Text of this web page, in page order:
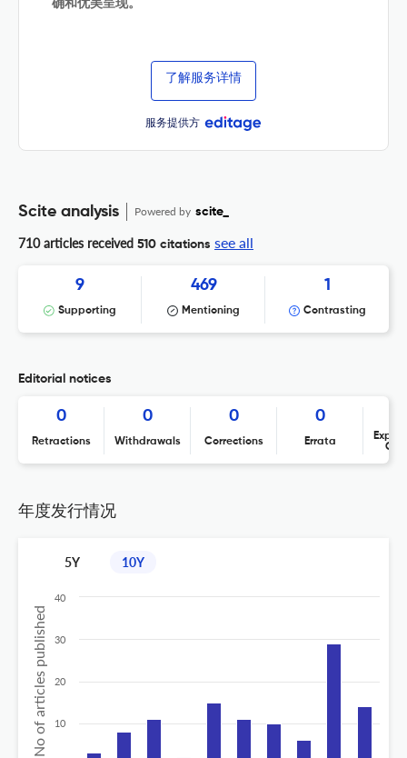
了解服务详情
服务提供方
Scite analysis Powered by scite_
710 articles received 510 citations see all
9
Supporting
469
Mentioning
1
Contrasting
Editorial notices
0
Retractions
0
Withdrawals
0
Corrections
0
Errata
年度发行情况
5Y 10Y
No of articles published 10
20
30
40